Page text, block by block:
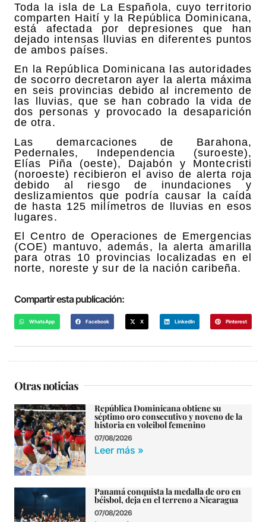
Toda la isla de La Española, cuyo territorio
comparten Haití y la República Dominicana,
está afectada por depresiones que han
dejado intensas lluvias en diferentes puntos
de ambos países.
En la República Dominicana las autoridades
de socorro decretaron ayer la alerta máxima
en seis provincias debido al incremento de
las lluvias, que se han cobrado la vida de
dos personas y provocado la desaparición
de otra.
Las demarcaciones de Barahona,
Pedernales, Independencia (suroeste),
Elías Piña (oeste), Dajabón y Montecristi
(noroeste) recibieron el aviso de alerta roja
debido al riesgo de inundaciones y
deslizamientos que podría causar la caída
de hasta 125 milímetros de lluvias en esos
lugares.
El Centro de Operaciones de Emergencias
(COE) mantuvo, además, la alerta amarilla
para otras 10 provincias localizadas en el
norte, noreste y sur de la nación caribeña.
Compartir esta publicación:
WhatsApp Facebook X LinkedIn Pinterest
Otras noticias
República Dominicana obtiene su
séptimo oro consecutivo y noveno de la
historia en voleibol femenino
07/08/2026
Leer más »
Panamá conquista la medalla de oro en
béisbol, deja en el terreno a Nicaragua
07/08/2026